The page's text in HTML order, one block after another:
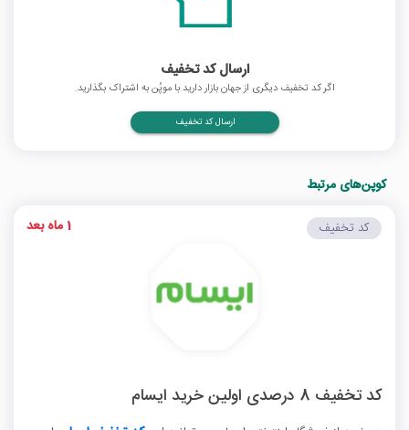
ارسال کد تخفیف
اگر کد تخفیف دیگری از جهان بازار دارید با موپُن به اشتراک بگذارید.
ارسال کد تخفیف
کوپن‌های مرتبط
کد تخفیف 8 درصدی اولین خرید ایسام
کد تخفیف 1 ماه بعد